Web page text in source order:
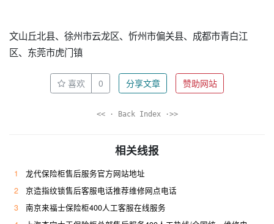
文山丘北县、徐州市云龙区、忻州市偏关县、成都市青白江
区、东莞市虎门镇
喜欢 0 分享文章 赞助网站
<< · Back Index ·>>
相关线报
1
龙代保险柜售后服务官方网站地址
2
京造指纹锁售后客服电话推荐维修网点电话
3
南京来福士保险柜400人工客服在线服务